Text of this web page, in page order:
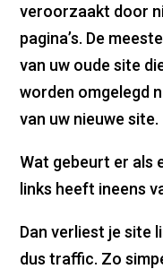
veroorzaakt door
pagina’s. De
van uw oude site
worden omgelegd
van uw nieuwe site.
Wat gebeurt er als
links heeft ineens
Dan verliest je site
dus traffic. Zo